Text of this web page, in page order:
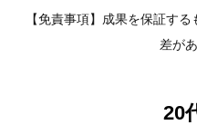
【免責事項】成果を保証す
差が
20